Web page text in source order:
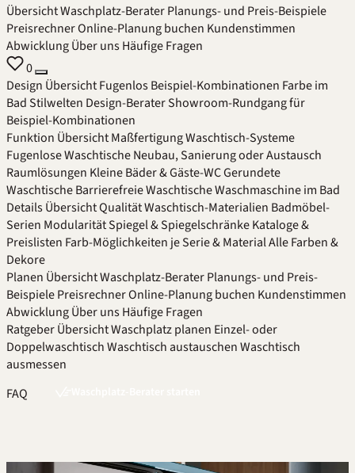
ÜbersichtWaschplatz-BeraterPlanungs- und Preis-Beispiele
PreisrechnerOnline-Planung buchen Kundenstimmen
AbwicklungÜber unsHäufige Fragen
0
Design ÜbersichtFugenlosBeispiel-Kombinationen Farbe im
BadStilwelten Design-BeraterShowroom-Rundgang für
Beispiel-Kombinationen
Funktion ÜbersichtMaßfertigungWaschtisch-Systeme
Fugenlose WaschtischeNeubau, Sanierung oder Austausch
Raumlösungen Kleine Bäder & Gäste-WCGerundete
WaschtischeBarrierefreie WaschtischeWaschmaschine im Bad
DetailsÜbersichtQualitätWaschtisch-Materialien Badmöbel-
Serien ModularitätSpiegel & SpiegelschränkeKataloge &
Preislisten Farb-Möglichkeiten je Serie & MaterialAlle Farben &
Dekore
Planen ÜbersichtWaschplatz-BeraterPlanungs- und Preis-
BeispielePreisrechnerOnline-Planung buchen Kundenstimmen
AbwicklungÜber unsHäufige Fragen
RatgeberÜbersichtWaschplatz planen Einzel- oder
DoppelwaschtischWaschtisch austauschenWaschtisch
ausmessen
FAQ